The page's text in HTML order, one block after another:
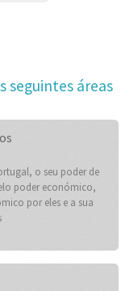
seguintes áreas
o seu poder de
poder económico,
por eles e a sua